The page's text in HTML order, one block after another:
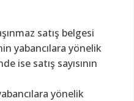
satış belgesi
yabancılara yönelik
ise satış sayısının
yönelik